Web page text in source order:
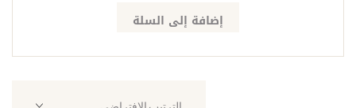
إضافة إلى السلة